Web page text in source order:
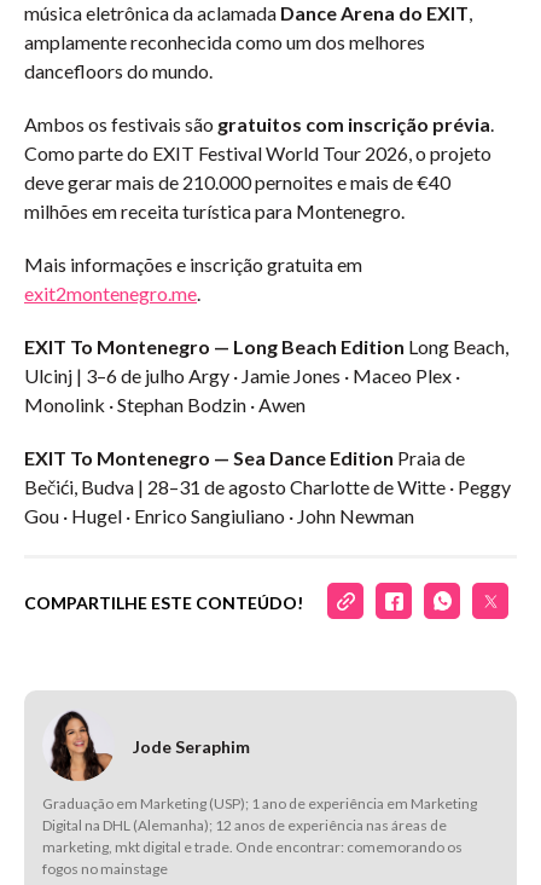
música eletrônica da aclamada Dance Arena do EXIT,
amplamente reconhecida como um dos melhores
dancefloors do mundo.
Ambos os festivais são gratuitos com inscrição prévia.
Como parte do EXIT Festival World Tour 2026, o projeto
deve gerar mais de 210.000 pernoites e mais de €40
milhões em receita turística para Montenegro.
Mais informações e inscrição gratuita em
exit2montenegro.me.
EXIT To Montenegro — Long Beach Edition Long Beach,
Ulcinj | 3–6 de julho Argy · Jamie Jones · Maceo Plex ·
Monolink · Stephan Bodzin · Awen
EXIT To Montenegro — Sea Dance Edition Praia de
Bečići, Budva | 28–31 de agosto Charlotte de Witte · Peggy
Gou · Hugel · Enrico Sangiuliano · John Newman
COMPARTILHE ESTE CONTEÚDO!
Jode Seraphim
Graduação em Marketing (USP); 1 ano de experiência em Marketing
Digital na DHL (Alemanha); 12 anos de experiência nas áreas de
marketing, mkt digital e trade. Onde encontrar: comemorando os
fogos no mainstage